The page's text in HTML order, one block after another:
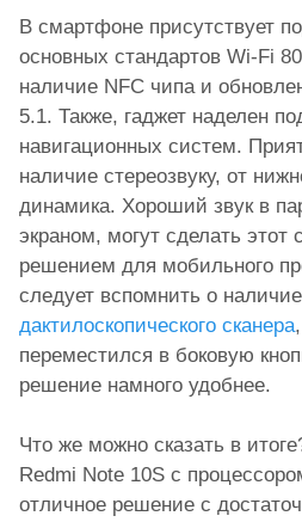
В смартфоне присутствует
основных стандартов Wi-Fi
наличие NFC чипа и
5.1. Также, гаджет наделен
навигационных систем.
наличие стереозвуку, от
динамика. Хороший звук в
экраном, могут сделать
решением для мобильного
следует вспомнить о
дактилоскопического сканера
переместился в боковую
решение намного удобнее.
Что же можно сказать в
Redmi Note 10S с
отличное решение с